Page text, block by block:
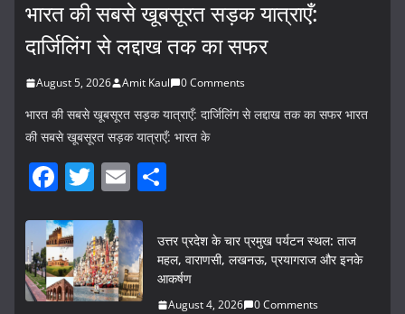
भारत की सबसे खूबसूरत सड़क यात्राएँ:
दार्जिलिंग से लद्दाख तक का सफर
August 5, 2026 Amit Kaul 0 Comments
भारत की सबसे खूबसूरत सड़क यात्राएँ: दार्जिलिंग से लद्दाख तक का सफर भारत
की सबसे खूबसूरत सड़क यात्राएँ: भारत के
F
c
e
b
T
itt
er
E
ai
l
ar
e
उत्तर प्रदेश के चार प्रमुख पर्यटन स्थल: ताज
महल, वाराणसी, लखनऊ, प्रयागराज और इनके
आकर्षण
August 4, 2026 0 Comments